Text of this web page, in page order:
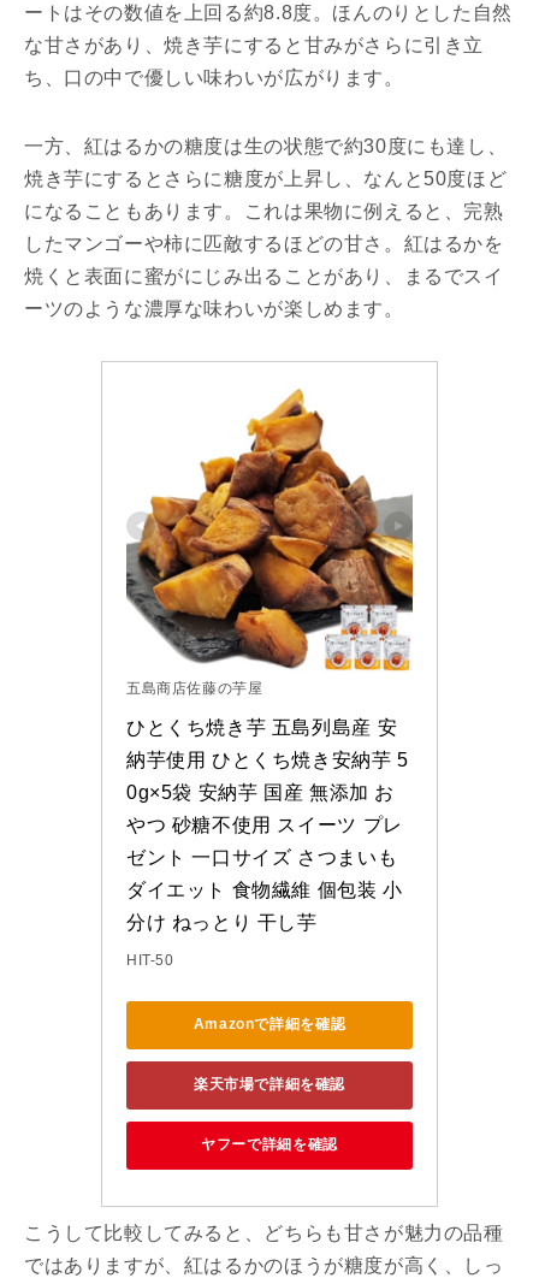
ートはその数値を上回る約8.8度。ほんのりとした自然
な甘さがあり、焼き芋にすると甘みがさらに引き立
ち、口の中で優しい味わいが広がります。
一方、紅はるかの糖度は生の状態で約30度にも達し、
焼き芋にするとさらに糖度が上昇し、なんと50度ほど
になることもあります。これは果物に例えると、完熟
したマンゴーや柿に匹敵するほどの甘さ。紅はるかを
焼くと表面に蜜がにじみ出ることがあり、まるでスイ
ーツのような濃厚な味わいが楽しめます。
五島商店佐藤の芋屋
ひとくち焼き芋 五島列島産 安
納芋使用 ひとくち焼き安納芋 5
0g×5袋 安納芋 国産 無添加 お
やつ 砂糖不使用 スイーツ プレ
ゼント 一口サイズ さつまいも
ダイエット 食物繊維 個包装 小
分け ねっとり 干し芋
HIT-50
Amazonで詳細を確認
楽天市場で詳細を確認
ヤフーで詳細を確認
こうして比較してみると、どちらも甘さが魅力の品種
ではありますが、紅はるかのほうが糖度が高く、しっ